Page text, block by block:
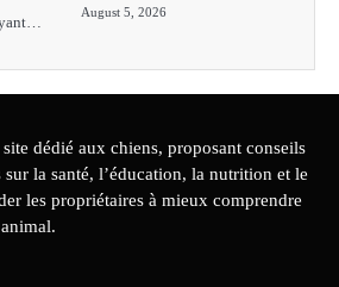
August 5, 2026
dédié aux chiens, proposant conseils
la santé, l’éducation, la nutrition et le
les propriétaires à mieux comprendre